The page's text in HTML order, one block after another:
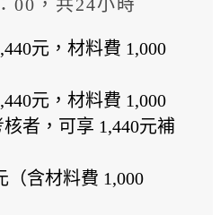
00，共24小時
元，材料費 1,000
元，材料費 1,000
者，可享 1,440元補
（含材料費 1,000